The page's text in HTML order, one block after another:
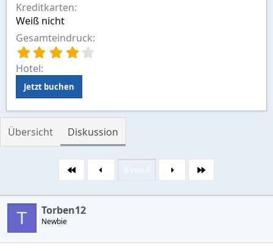
Kreditkarten
Weiß nicht
Gesamteindruck
t
e
r
n
(
e
)
Hotel
Jetzt buchen
Übersicht Diskussion
Erste Letzte
T Torben12
Newbie